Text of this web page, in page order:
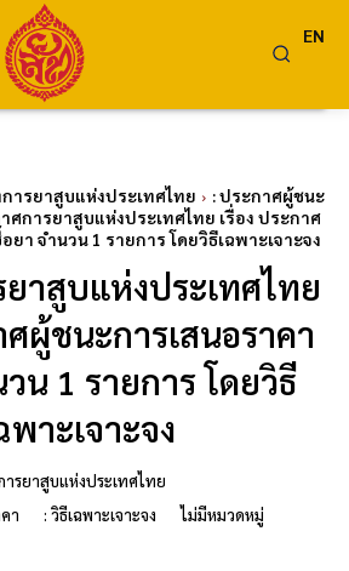
EN
ารยาสูบแห่งประเทศไทย
: ประกาศผู้ชนะ
ศการยาสูบแห่งประเทศไทย เรื่อง ประกาศ
า จำนวน 1 รายการ โดยวิธีเฉพาะเจาะจง
าสูบแห่งประเทศไทย
ศผู้ชนะการเสนอราคา
น 1 รายการ โดยวิธี
พาะเจาะจง
ารยาสูบแห่งประเทศไทย
า
: วิธีเฉพาะเจาะจง ไม่มีหมวดหมู่